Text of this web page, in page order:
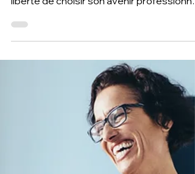
Le contrat multi-remplacements
dans les ESMS : Gestion RH
simplifiée
Découvrez comment le CDD multi-
remplacements, autorisé par la Loi pour la
liberté de choisir son avenir professionnel,
simplifie la gestion